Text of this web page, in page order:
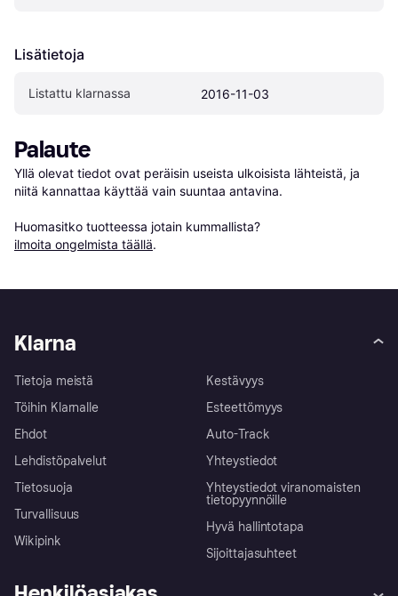
Lisätietoja
Listattu klarnassa 2016-11-03
Palaute
Yllä olevat tiedot ovat peräisin useista ulkoisista lähteistä, ja
niitä kannattaa käyttää vain suuntaa antavina.
Huomasitko tuotteessa jotain kummallista?
ilmoita ongelmista täällä.
Klarna
Tietoja meistä
Töihin Klarnalle
Ehdot
Lehdistöpalvelut
Tietosuoja
Turvallisuus
Wikipink
Kestävyys
Esteettömyys
Auto-Track
Yhteystiedot
Yhteystiedot viranomaisten
tietopyynnöille
Hyvä hallintotapa
Sijoittajasuhteet